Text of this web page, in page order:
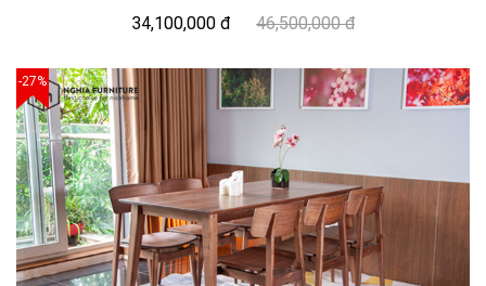
34,100,000 đ
46,500,000 đ
-27%